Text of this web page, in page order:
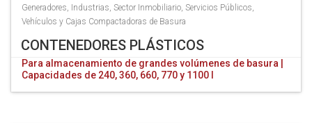
Generadores, Industrias, Sector Inmobiliario, Servicios Públicos,
Vehículos y Cajas Compactadoras de Basura
CONTENEDORES PLÁSTICOS
Para almacenamiento de grandes volúmenes de basura |
Capacidades de 240, 360, 660, 770 y 1100 l